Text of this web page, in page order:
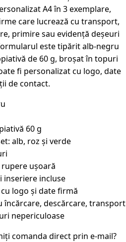
A4 în 3 exemplare,
care lucrează cu transport,
primire sau evidență deșeuri
este tipărit alb-negru
de 60 g, broșat în topuri
fi personalizat cu logo, date
de contact.
60 g
alb, roz și verde
ușoară
inseriere incluse
logo și date firmă
descărcare, transport
nepericuloase
comanda direct prin e-mail?